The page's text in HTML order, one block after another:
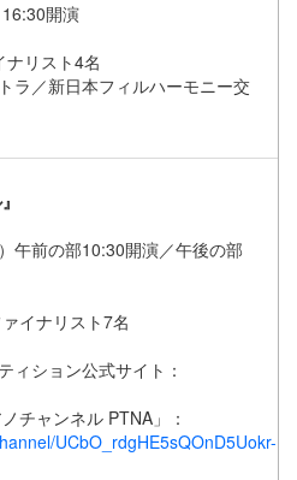
開演
リスト4名
ラ／新日本フィルハーモニー交
午前の部10:30開演／午後の部
イナリスト7名
ション公式サイト：
チャンネル PTNA」：
UCbO_rdgHE5sQOnD5Uokr-